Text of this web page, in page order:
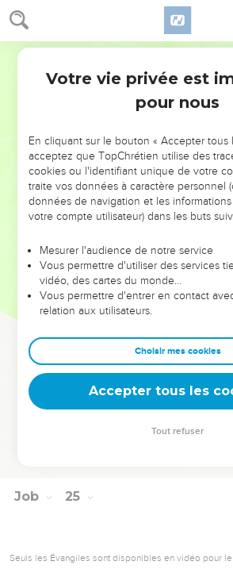
24
domaine maudit, il ne prendrait pas le
chaleur du jour, le pécheur serait
que la vermine en ferait ses délices, et
l’oubli. Le péché, comme un arbre,
Ces gens ont exploité la femme sans
été bons envers la veuve...
Non ! Dieu, par sa puissance,
tyrans. Ils n’imaginaient pas rester en
Dieu leur accorde d’être en sécurité,
l’assurance sur le chemin qu’ils suivent.
Eux, en un rien de temps, ils se sont
voilà moissonnés, ils ont été coupés
Qui me démentira en prétendant qu’il
Qui réduira à rien le discours que je
La Bible Du Semeur Copyright © 1992, 1999 by
Job 25
Seuls les Évangiles sont disponibles en vidéo pour le
Votre vie privée est
pour nous
En cliquant sur le bouton « Accepter tous
acceptez que TopChrétien utilise des
cookies ou l'identifiant unique de votre
traite vos données à caractère personnel
données de navigation et les
votre compte utilisateur) dans les buts
Mesurer l'audience de notre service
Vous permettre d'utiliser des services
vidéo, des cartes du monde…
Vous permettre d'entrer en contact
relation aux utilisateurs.
Choisir mes cookies
Accepter tous les
Tout refuser